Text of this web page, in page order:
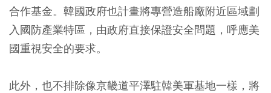
合作基金。韓國政府也計畫將專營造船廠附近區域劃
入國防產業特區，由政府直接保證安全問題，呼應美
國重視安全的要求。
此外，也不排除像京畿道平澤駐韓美軍基地一樣，將